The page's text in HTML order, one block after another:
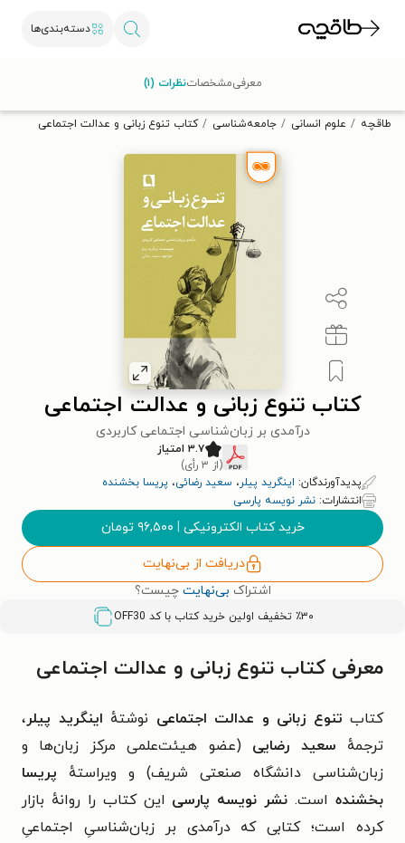
دسته‌بندی‌ها
تخفیف از طاقچه دریافت کن.
طاقچه علوم انسانی جامعه‌شناسی کتاب تنوع زبانی و عدالت اجتماعی
کتاب تنوع زبانی و عدالت اجتماعی
درآمدی بر زبان‌شناسی اجتماعی کاربردی
۳.۷ امتیاز
(از ۳ رأی)
پدیدآورندگان: اینگرید پیلر، سعید رضائی، پریسا بخشنده
انتشارات: نشر نویسه پارسی
خرید کتاب الکترونیکی | ۹۶,۵۰۰ تومان
دریافت از بی‌نهایت
اشتراک بی‌نهایت چیست؟
٪۳۰ تخفیف اولین خرید کتاب با کد OFF30
معرفیمشخصاتنظرات (۱)
معرفی کتاب تنوع زبانی و عدالت اجتماعی
کتاب تنوع زبانی و عدالت اجتماعی نوشتهٔ اینگرید پیلر،
ترجمهٔ سعید رضایی (عضو هیئت‌علمی مرکز زبان‌ها و
زبان‌شناسی دانشگاه صنعتی شریف) و ویراستهٔ پریسا
بخشندهاست. نشر نویسه پارسی این کتاب را روانهٔ بازار
کرده است؛ کتابی که درآمدی بر زبان‌شناسیِ اجتماعیِ